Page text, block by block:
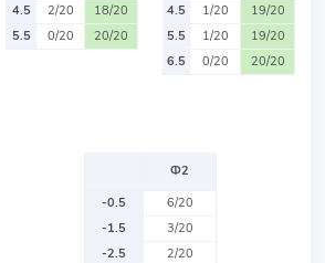
4.5
2/20
18/20
5.5
0/20 20/20
4.5
1/20
19/20
5.5
1/20
19/20
6.5
0/20 20/20
Ф2
-0.5
6/20
-1.5
3/20
-2.5
2/20